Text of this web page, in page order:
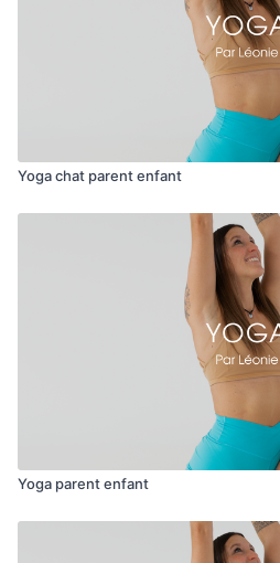
Yoga chat parent enfant
Yoga parent enfant